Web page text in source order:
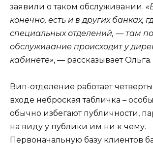
заявили о таком обслуживании.
конечно, есть и в других банках,
специальных отделений, — там
обслуживание происходит у
кабинете», — рассказывает Ольга.
Вип-отделение работает
входе неброская табличка –
обычно избегают публичности,
на виду у публики им ни к чему.
Первоначальную базу клиентов